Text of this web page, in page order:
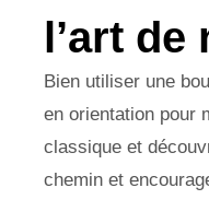
l’art
Bien utiliser une
en orientation pour
classique et
chemin et